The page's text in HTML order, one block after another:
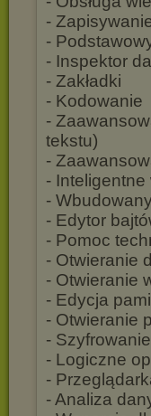
-
-
- Inspektor
- Zakładki
- Kodowanie
-
tekstu)
-
-
-
- Edytor
- Pomoc
- Otwieranie
- Otwieranie
- Edycja
- Otwieranie
-
- Logiczne
-
- Analiza